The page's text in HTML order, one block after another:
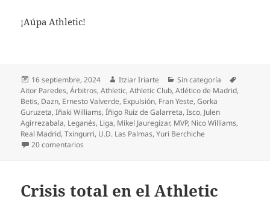
¡Aúpa Athletic!
Publicado
el
16 septiembre, 2024 Autor
Itziar Iriarte Categorías
Sin categoría
Aitor Paredes,Árbitros,Athletic,Athletic Club,Atlético de Madrid,
Betis, Dazn, Ernesto Valverde, Expulsión, Fran Yeste,Gorka
Guruzeta,Iñaki Williams,Íñigo Ruiz de Galarreta,Isco, Julen
Agirrezabala, Leganés, Liga, Mikel Jauregizar, MVP, Nico Williams,
Real Madrid,Txingurri, U.D. Las Palmas,Yuri Berchiche
20 comentarios
Crisis total en el Athletic